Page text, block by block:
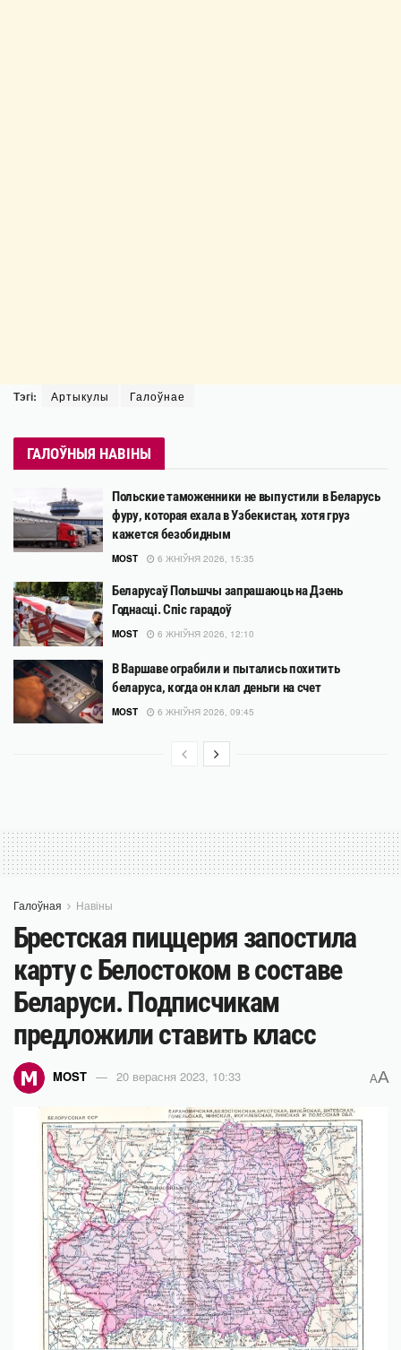
Тэгі: Артыкулы Галоўнае
ГАЛОЎНЫЯ НАВІНЫ
Польские таможенники не выпустили в Беларусь
фуру, которая ехала в Узбекистан, хотя груз
кажется безобидным
MOST 6 ЖНІЎНЯ 2026, 15:35
Беларусаў Польшчы запрашаюць на Дзень
Годнасці. Спіс гарадоў
MOST 6 ЖНІЎНЯ 2026, 12:10
В Варшаве ограбили и пытались похитить
беларуса, когда он клал деньги на счет
MOST 6 ЖНІЎНЯ 2026, 09:45
Галоўная Навіны
Брестская пиццерия запостила
карту с Белостоком в составе
Беларуси. Подписчикам
предложили ставить класс
MOST 20 верасня 2023, 10:33 AA